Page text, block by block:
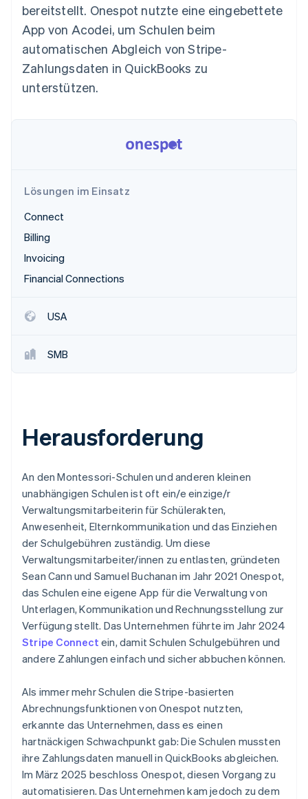
Betrugsprävention
Atlas
Start-up-Gründung
CO₂-Entnahme
Identity
Stripe-Sessions 2026
Erfahren Sie, wie Stripe Lösungen für die
Ecosystem
Partner
Stripe App-Marktplatz
bereitstellt. Onespot nutzte eine eingebettete
App von Acodei, um Schulen beim
automatischen Abgleich von Stripe-
Zahlungsdaten in QuickBooks zu
unterstützen.
Lösungen im Einsatz
Connect
Billing
Invoicing
Financial Connections
USA
SMB
Herausforderung
An den Montessori-Schulen und anderen kleinen
unabhängigen Schulen ist oft ein/e einzige/r
Verwaltungsmitarbeiterin für Schülerakten,
Anwesenheit, Elternkommunikation und das Einziehen
der Schulgebühren zuständig. Um diese
Verwaltungsmitarbeiter/innen zu entlasten, gründeten
Sean Cann und Samuel Buchanan im Jahr 2021 Onespot,
das Schulen eine eigene App für die Verwaltung von
Unterlagen, Kommunikation und Rechnungsstellung zur
Verfügung stellt. Das Unternehmen führte im Jahr 2024
Stripe Connect ein, damit Schulen Schulgebühren und
andere Zahlungen einfach und sicher abbuchen können.
Als immer mehr Schulen die Stripe-basierten
Abrechnungsfunktionen von Onespot nutzten,
erkannte das Unternehmen, dass es einen
hartnäckigen Schwachpunkt gab: Die Schulen mussten
ihre Zahlungsdaten manuell in QuickBooks abgleichen.
Im März 2025 beschloss Onespot, diesen Vorgang zu
automatisieren. Das Unternehmen kam jedoch zu dem